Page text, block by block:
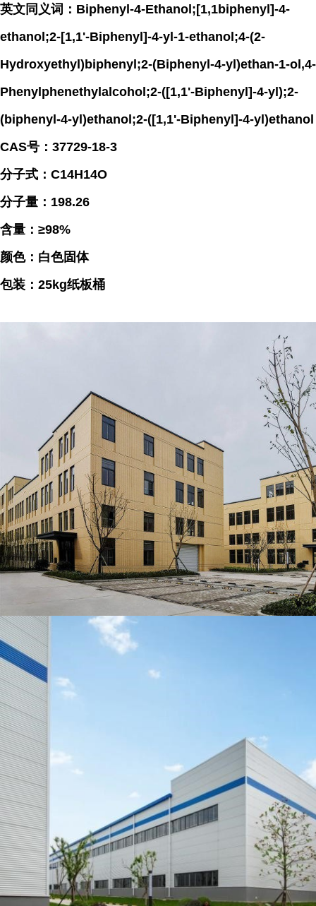
英文同义词：Biphenyl-4-Ethanol;[1,1biphenyl]-4-
ethanol;2-[1,1'-Biphenyl]-4-yl-1-ethanol;4-(2-
Hydroxyethyl)biphenyl;2-(Biphenyl-4-yl)ethan-1-ol,4-
Phenylphenethylalcohol;2-([1,1'-Biphenyl]-4-yl);2-
(biphenyl-4-yl)ethanol;2-([1,1'-Biphenyl]-4-yl)ethanol
CAS号：37729-18-3
分子式：C14H14O
分子量：198.26
含量：≥98%
颜色：白色固体
包装：25kg纸板桶